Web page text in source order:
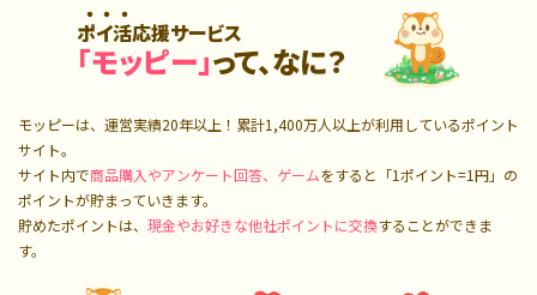
ポイ活応援サービス
「モッピー」って、なに？
モッピーは、運営実績20年以上！累計1,400万人以上が利用しているポイント
サイト。
サイト内で商品購入やアンケート回答、ゲームをすると「1ポイント=1円」の
ポイントが貯まっていきます。
貯めたポイントは、 現金やお好きな他社ポイントに交換することができま
す。